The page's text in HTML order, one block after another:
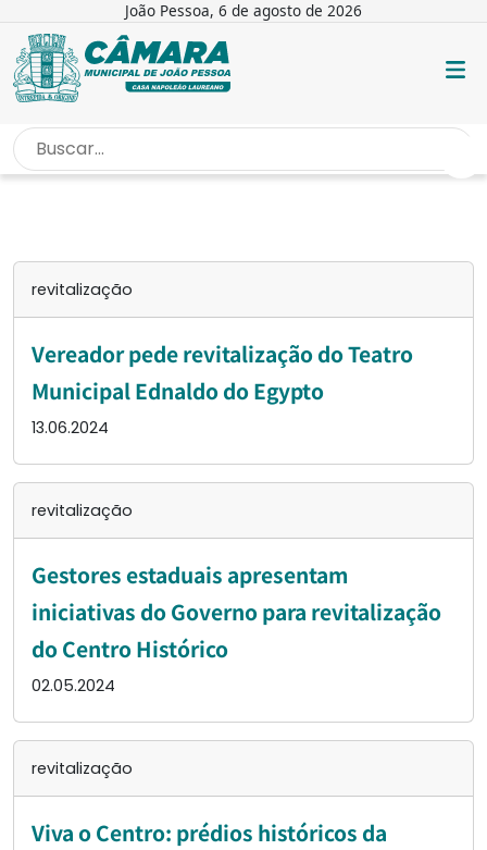
João Pessoa, 6 de agosto de 2026
INÍCIO / REVITALIZAÇÃO
revitalização
Vereador pede revitalização do Teatro
Municipal Ednaldo do Egypto
13.06.2024
revitalização
Gestores estaduais apresentam
iniciativas do Governo para revitalização
do Centro Histórico
02.05.2024
revitalização
Viva o Centro: prédios históricos da